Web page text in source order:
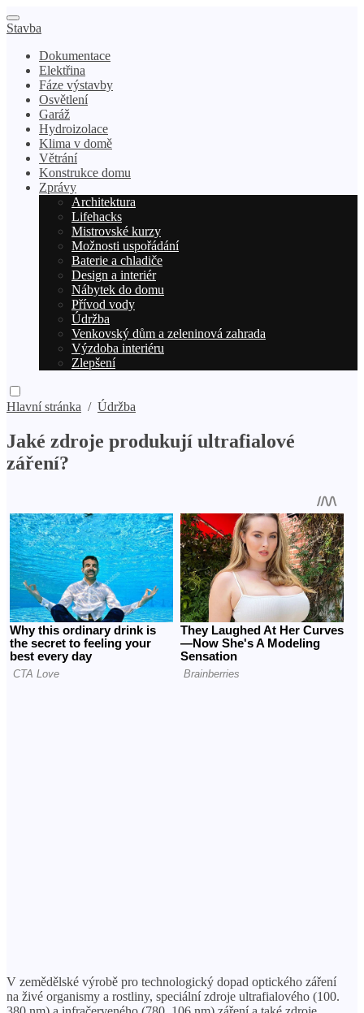
Stavba
Dokumentace
Elektřina
Fáze výstavby
Osvětlení
Garáž
Hydroizolace
Klima v domě
Větrání
Konstrukce domu
Zprávy
Architektura
Lifehacks
Mistrovské kurzy
Možnosti uspořádání
Baterie a chladiče
Design a interiér
Nábytek do domu
Přívod vody
Údržba
Venkovský dům a zeleninová zahrada
Výzdoba interiéru
Zlepšení
Hlavní stránka / Údržba
Jaké zdroje produkují ultrafialové
záření?
V zemědělské výrobě pro technologický dopad optického záření
na živé organismy a rostliny, speciální zdroje ultrafialového (100.